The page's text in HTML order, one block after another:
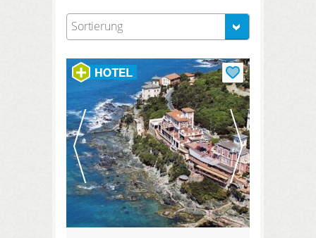
Sortierung